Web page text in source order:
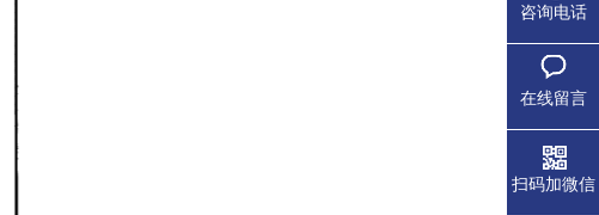
咨询电话
在线留言
扫码加微信